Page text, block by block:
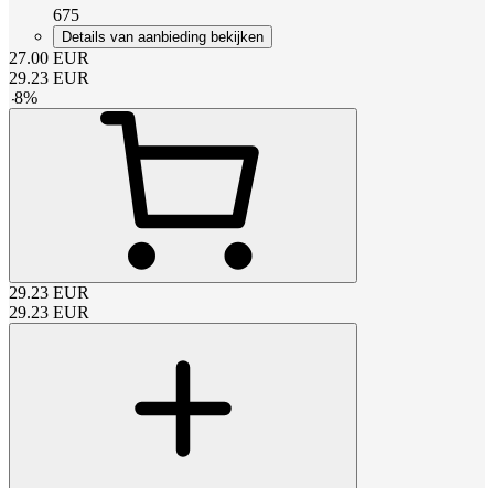
675
Details van aanbieding bekijken
27.00 EUR
29.23 EUR
-8%
29.23 EUR
29.23 EUR